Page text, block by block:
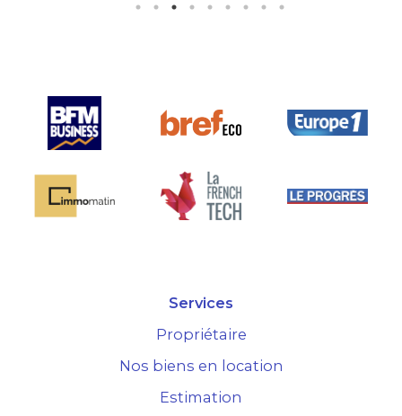
Services
Propriétaire
Nos biens en location
Estimation